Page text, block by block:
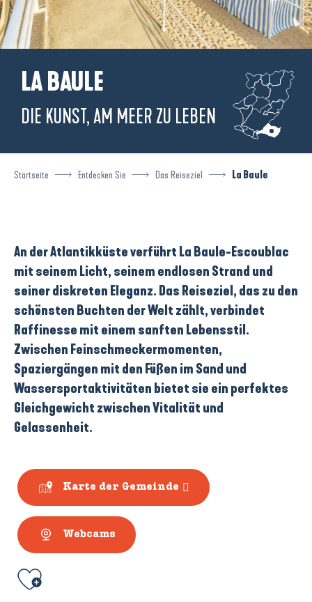
LA BAULE
DIE KUNST, AM MEER ZU LEBEN
Startseite Entdecken Sie Das Reiseziel La Baule
An der Atlantikküste verführt La Baule-Escoublac
mit seinem Licht, seinem endlosen Strand und
seiner diskreten Eleganz. Das Reiseziel, das zu den
schönsten Buchten der Welt zählt, verbindet
Raffinesse mit einem sanften Lebensstil.
Zwischen Feinschmeckermomenten,
Spaziergängen mit den Füßen im Sand und
Wassersportaktivitäten bietet sie ein perfektes
Gleichgewicht zwischen Vitalität und
Gelassenheit.
Karte der Gemeinde
Webcams
Ajouter aux favoris